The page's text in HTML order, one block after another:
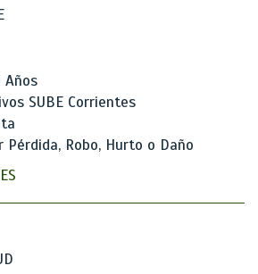
Años
SUBE Corrientes
Pérdida, Robo, Hurto o Daño